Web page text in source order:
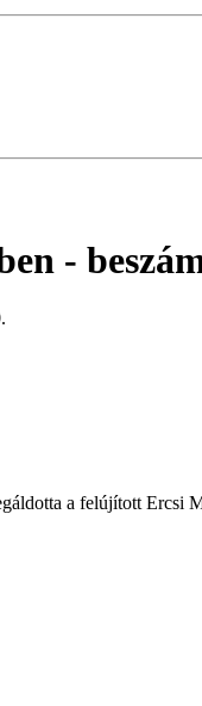
-
a felújított Ercsi